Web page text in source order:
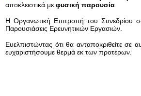
αποκλειστικά με φυσική παρουσία
Η Οργανωτική Επιτροπή του Συνεδρίου
Παρουσιάσεις Ερευνητικών Εργασιών.
Ευελπιστώντας ότι θα ανταποκριθείτε
ευχαριστήσουμε θερμά εκ των προτέρων.